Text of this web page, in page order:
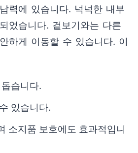
력에 있습니다. 넉넉한 내부
었습니다. 겉보기와는 다른
하게 이동할 수 있습니다. 이
습니다.
있습니다.
소지품 보호에도 효과적입니